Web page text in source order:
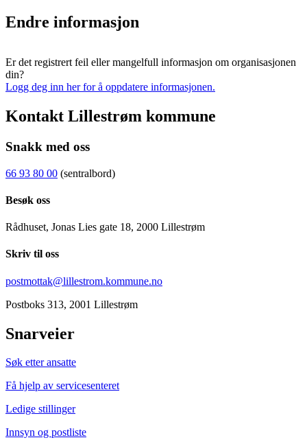
Endre informasjon
Er det registrert feil eller mangelfull informasjon om organisasjonen
din?
Logg deg inn her for å oppdatere informasjonen.
Kontakt Lillestrøm kommune
Snakk med oss
66 93 80 00 (sentralbord)
Besøk oss
Rådhuset, Jonas Lies gate 18, 2000 Lillestrøm
Skriv til oss
postmottak@lillestrom.kommune.no
Postboks 313, 2001 Lillestrøm
Snarveier
Søk etter ansatte
Få hjelp av servicesenteret
Ledige stillinger
Innsyn og postliste